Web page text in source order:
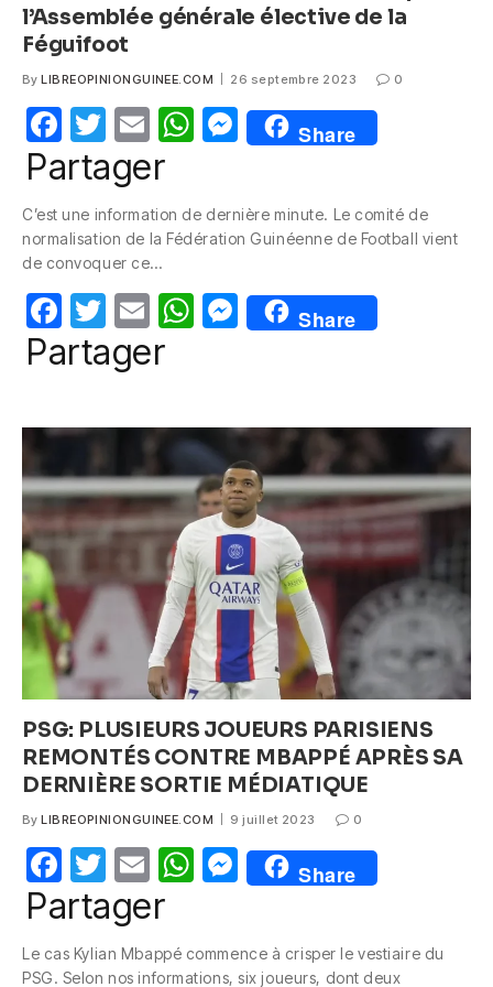
l’Assemblée générale élective de la
Féguifoot
By LIBREOPINIONGUINEE.COM 26 septembre 2023 0
F
a
e
b
o
o
k
T
w
itt
er
E
m
W
s
p
p
M
e
e
g
er
Share
Partager
C’est une information de dernière minute. Le comité de
normalisation de la Fédération Guinéenne de Football vient
de convoquer ce…
F
a
o
o
k
T
w
itt
E
m
W
A
p
p
M
e
n
g
er
Share
Partager
PSG: PLUSIEURS JOUEURS PARISIENS
REMONTÉS CONTRE MBAPPÉ APRÈS SA
DERNIÈRE SORTIE MÉDIATIQUE
By LIBREOPINIONGUINEE.COM 9 juillet 2023 0
F
a
e
T
w
itt
er
E
m
W
s
M
e
e
Share
Partager
Le cas Kylian Mbappé commence à crisper le vestiaire du
PSG. Selon nos informations, six joueurs, dont deux